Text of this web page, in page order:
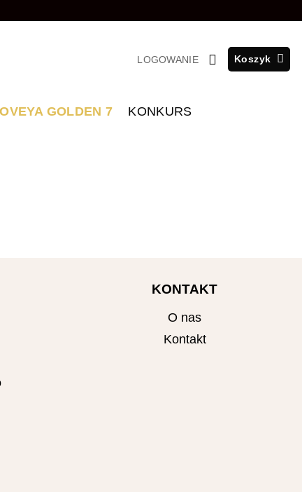
LOGOWANIE Koszyk
GOLDEN 7 KONKURS
KONTAKT
O nas
Kontakt